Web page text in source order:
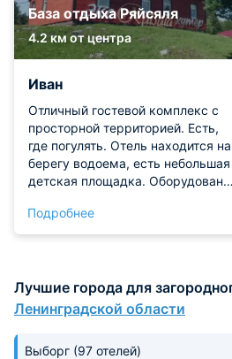
База отдыха Ряйсяля
4.2 км от центра
Иван
Отличный гостевой комплекс с
просторной территорией. Есть,
где погулять. Отель находится на
берегу водоема, есть небольшая
детская площадка. Оборудовано
шашлыков, есть бильярд.
Прекрасный воздух, рядом лес.
Подробнее
Лучшие города для
Ленинградской области
Выборг (97 отелей)